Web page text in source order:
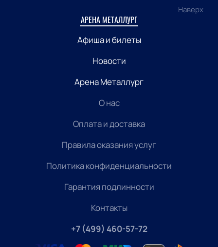
Наверх
АРЕНА МЕТАЛЛУРГ
Афиша и билеты
Новости
Арена Металлург
О нас
Оплата и доставка
Правила оказания услуг
Политика конфиденциальности
Гарантия подлинности
Контакты
+7 (499) 460-57-72